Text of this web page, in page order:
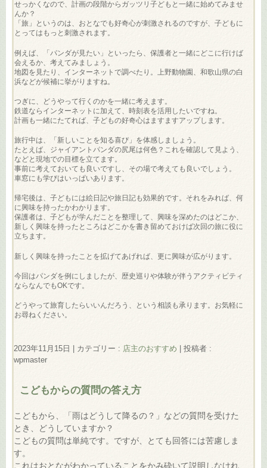
せっかくなので、計画の段階からガッツリ子どもと一緒に始めてみませ
んか？
「旅」というのは、おとなでも好奇心が刺激されるのですが、子どもに
とってはもっと刺激されます。
例えば、「パンダが見たい」といったら、保護者と一緒にどこに行けば
会えるか、考えてみましょう。
地図を見たり、インターネットで調べたり。上野動物園、和歌山県の白
浜などが候補に挙がりますね。
つぎに、どうやって行くのかを一緒に考えます。
鉄道ならインターネットに加えて、時刻表を活用したいですね。
計画も一緒にたてれば、子どもの好奇心はますますアップします。
旅行中は、「新しいことを知る喜び」を体感しましょう。
たとえば、ジャイアントパンダの尻尾は何色？これを確認して見よう、
などと現地での目標を立てます。
事前に考えておいても良いですし、その場で考えても良いでしょう。
車窓にも学びはいっぱいあります。
帰宅後は、子どもには絵日記や旅日記も効果的です。それをみれば、何
に興味を持ったかわかります。
保護者は、子どもが学んだことを整理して、興味を深めたのはどこか、
新しく興味を持ったところはどこかを書き留めておけば次回の旅に役に
立ちます。
新しく興味を持ったことを拡げてあげれば、更に興味が広がります。
今回はパンダを例にしましたが、歴史巡りや体験が伴うアクティビティ
ならなんでもOKです。
どうやって旅育したらいいんだろう、という相談も承ります。お気軽に
お尋ねください。
2023年11月15日 カテゴリー : 店主のおすすめ
投稿者 :
wpmaster
こどもからの質問の答え方
こどもから、「雨はどうして降るの？」などの質問を受けた
とき、どうしていますか？
こどもの質問は単純です。ですが、とても回答には苦慮しま
す。
これはおとながわかっていることをかみ砕いて説明しなけれ